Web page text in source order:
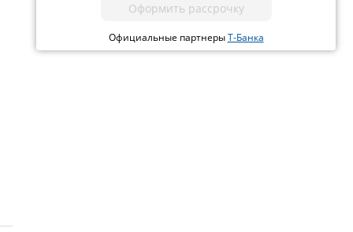
Оформить рассрочку
Официальные партнерыТ-Банка